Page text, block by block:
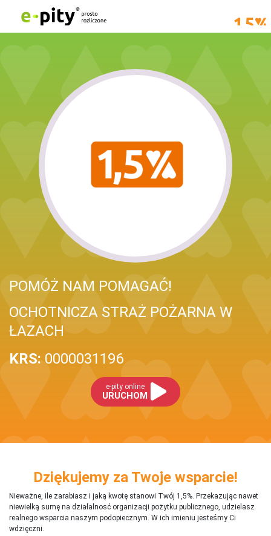
POMÓŻ NAM POMAGAĆ!
OCHOTNICZA STRAŻ POŻARNA W
ŁAZACH
KRS: 0000031196
e-pity online
URUCHOM
Dziękujemy za Twoje wsparcie!
Nieważne, ile zarabiasz i jaką kwotę stanowi Twój 1,5%. Przekazując nawet
niewielką sumę na działalnosć organizacji pożytku publicznego, udzielasz
realnego wsparcia naszym podopiecznym. W ich imieniu jesteśmy Ci
wdzięczni.